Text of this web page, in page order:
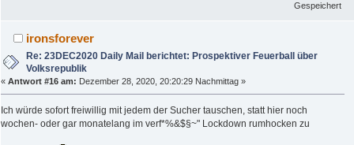
Gespeichert
ironsforever
Re: 23DEC2020 Daily Mail berichtet: Prospektiver Feuerball über
Volksrepublik
« Antwort #16 am: Dezember 28, 2020, 20:20:29 Nachmittag »
Ich würde sofort freiwillig mit jedem der Sucher tauschen, statt hier noch
wochen- oder gar monatelang im verf*%&$§~" Lockdown rumhocken zu